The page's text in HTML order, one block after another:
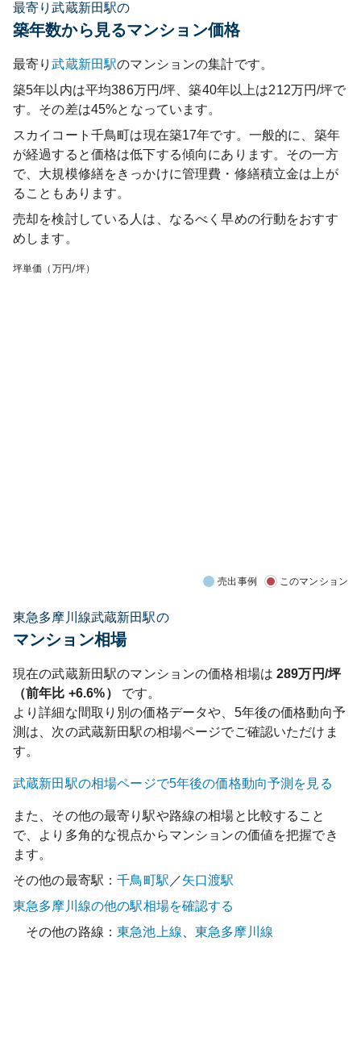
最寄り武蔵新田駅の
築年数から見るマンション価格
最寄り武蔵新田駅のマンションの集計です。
築5年以内は平均386万円/坪、築40年以上は212万円/坪で
す。その差は45%となっています。
スカイコート千鳥町は現在築17年です。一般的に、築年
が経過すると価格は低下する傾向にあります。その一方
で、大規模修繕をきっかけに管理費・修繕積立金は上が
ることもあります。
売却を検討している人は、なるべく早めの行動をおすす
めします。
坪単価（万円/坪）
売出事例 このマンション
東急多摩川線武蔵新田駅の
マンション相場
現在の武蔵新田駅のマンションの価格相場は 289万円/坪
（前年比 +6.6%）
です。
より詳細な間取り別の価格データや、5年後の価格動向予
測は、次の武蔵新田駅の相場ページでご確認いただけま
す。
武蔵新田 駅の相場ページで5年後の価格動向予測を見る
また、その他の最寄り駅や路線の相場と比較すること
で、より多角的な視点からマンションの価値を把握でき
ます。
その他の最寄駅：千鳥町駅 ／矢口渡駅
東急多摩川線の他の駅相場を確認する
その他の路線：東急池上線 東急多摩川線